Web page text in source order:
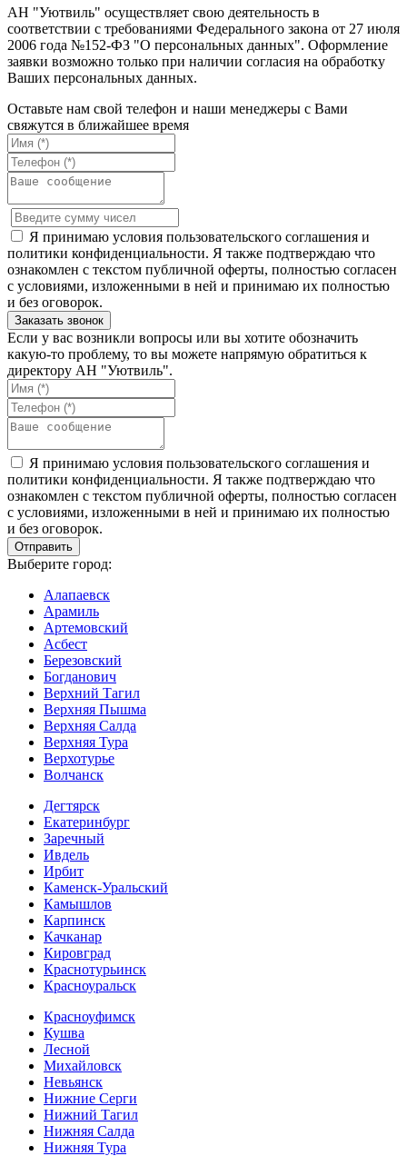
АН "Уютвиль" осуществляет свою деятельность в
соответствии с требованиями Федерального закона от 27 июля
2006 года №152-ФЗ "О персональных данных". Оформление
заявки возможно только при наличии согласия на обработку
Ваших персональных данных.
Оставьте нам свой телефон и наши менеджеры с Вами
свяжутся в ближайшее время
Я принимаю условия пользовательского соглашения и
политики конфиденциальности. Я также подтверждаю что
ознакомлен с текстом публичной оферты, полностью согласен
с условиями, изложенными в ней и принимаю их полностью
и без оговорок.
Если у вас возникли вопросы или вы хотите обозначить
какую-то проблему, то вы можете напрямую обратиться к
директору АН "Уютвиль".
Я принимаю условия пользовательского соглашения и
политики конфиденциальности. Я также подтверждаю что
ознакомлен с текстом публичной оферты, полностью согласен
с условиями, изложенными в ней и принимаю их полностью
и без оговорок.
Выберите город:
Алапаевск
Арамиль
Артемовский
Асбест
Березовский
Богданович
Верхний Тагил
Верхняя Пышма
Верхняя Салда
Верхняя Тура
Верхотурье
Волчанск
Дегтярск
Екатеринбург
Заречный
Ивдель
Ирбит
Каменск-Уральский
Камышлов
Карпинск
Качканар
Кировград
Краснотурьинск
Красноуральск
Красноуфимск
Кушва
Лесной
Михайловск
Невьянск
Нижние Серги
Нижний Тагил
Нижняя Салда
Нижняя Тура